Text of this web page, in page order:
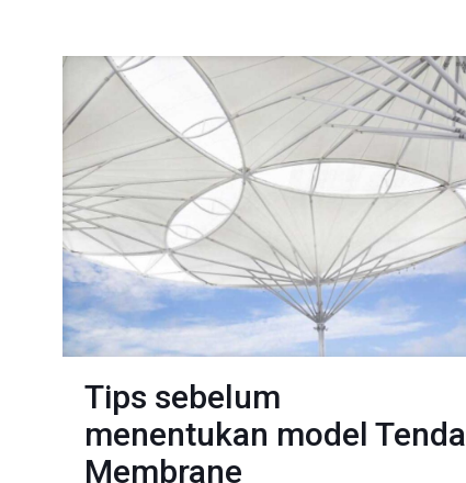
Tips sebelum
menentukan model Tenda
Membrane